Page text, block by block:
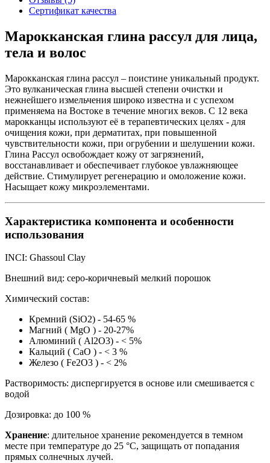
Сертификат качества
Марокканская глина рассул для лица,
тела и волос
Марокканская глина рассул – поистине уникальный продукт.
Это вулканическая глина высшей степени очистки и
нежнейшего измельчения широко известна и с успехом
применяема на Востоке в течение многих веков. С 12 века
марокканцы используют её в терапевтических целях - для
очищения кожи, при дерматитах, при повышенной
чувствительности кожи, при огрубении и шелушении кожи.
Глина Рассул освобождает кожу от загрязнений,
восстанавливает и обеспечивает глубокое увлажняющее
действие. Стимулирует регенерацию и омоложение кожи.
Насыщает кожу микроэлементами.
Характеристика компонента и особенности
использования
INCI: Ghassoul Clay
Внешний вид: серо-коричневый мелкий порошок
Химический состав:
Кремний (SiO2) - 54-65 %
Магний ( MgO ) - 20-27%
Алюминий ( Al2O3) - < 5%
Кальций ( CaO ) - < 3 %
Железо ( Fe2O3 ) - < 2%
Растворимость: диспергируется в основе или смешивается с
водой
Дозировка: до 100 %
Хранение: длительное хранение рекомендуется в темном
месте при температуре до 25 °C, защищать от попадания
прямых солнечных лучей.